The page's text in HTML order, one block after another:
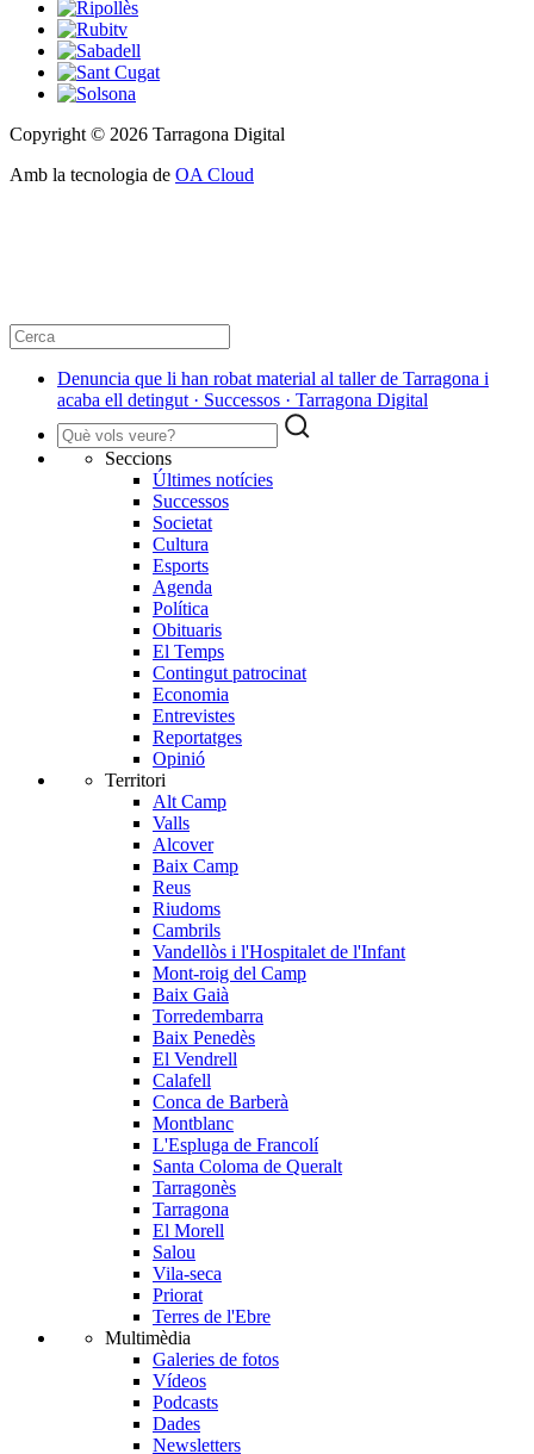
Copyright © 2026 Tarragona Digital
Amb la tecnologia de OA Cloud
Denuncia que li han robat material al taller de Tarragona i
acaba ell detingut · Successos · Tarragona Digital
Seccions
Últimes notícies
Successos
Societat
Cultura
Esports
Agenda
Política
Obituaris
El Temps
Contingut patrocinat
Economia
Entrevistes
Reportatges
Opinió
Territori
Alt Camp
Valls
Alcover
Baix Camp
Reus
Riudoms
Cambrils
Vandellòs i l'Hospitalet de l'Infant
Mont-roig del Camp
Baix Gaià
Torredembarra
Baix Penedès
El Vendrell
Calafell
Conca de Barberà
Montblanc
L'Espluga de Francolí
Santa Coloma de Queralt
Tarragonès
Tarragona
El Morell
Salou
Vila-seca
Priorat
Terres de l'Ebre
Multimèdia
Galeries de fotos
Vídeos
Podcasts
Dades
Newsletters